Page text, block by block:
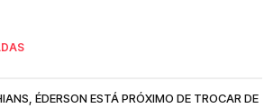
ÉDERSON ESTÁ PRÓXIMO DE TROCAR DE